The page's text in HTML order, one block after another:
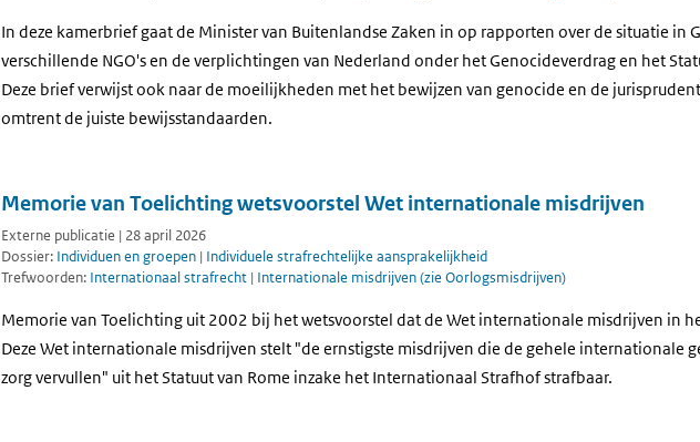
In deze kamerbrief gaat de Minister van Buitenlandse Zaken in op rapporten over de situatie in
verschillende NGO's en de verplichtingen van Nederland onder het Genocideverdrag en het
Deze brief verwijst ook naar de moeilijkheden met het bewijzen van genocide en de
omtrent de juiste bewijsstandaarden.
Memorie van Toelichting wetsvoorstel Wet internationale misdrijven
Externe publicatie | 28 april 2026
Dossier: Individuen en groepen | Individuele strafrechtelijke aansprakelijkheid
Trefwoorden: Internationaal strafrecht | Internationale misdrijven (zie Oorlogsmisdrijven)
Memorie van Toelichting uit 2002 bij het wetsvoorstel dat de Wet internationale misdrijven in
Deze Wet internationale misdrijven stelt "de ernstigste misdrijven die de gehele internationale
zorg vervullen" uit het Statuut van Rome inzake het Internationaal Strafhof strafbaar.